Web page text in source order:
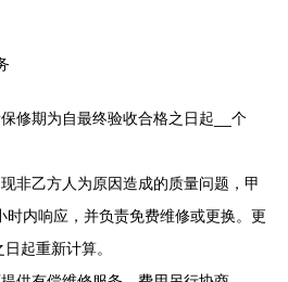
修期为自最终验收合格之日起 __个
非乙方人为原因造成的质量问题，甲
内响应，并负责免费维修或更换。更
起重新计算。